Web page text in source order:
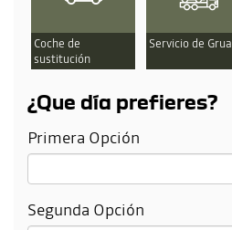
Coche de
sustitución
Servicio de Grua
¿Que día prefieres?
Primera Opción
Segunda Opción